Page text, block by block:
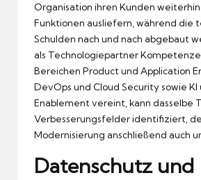
Organisation ihren Kunden
Funktionen ausliefern, während die
Schulden nach und nach abgebaut
als Technologiepartner
Bereichen Product und Application
DevOps und Cloud Security sowie KI
Enablement vereint, kann dasselbe
Verbesserungsfelder identifiziert,
Modernisierung anschließend auch
Datenschutz und